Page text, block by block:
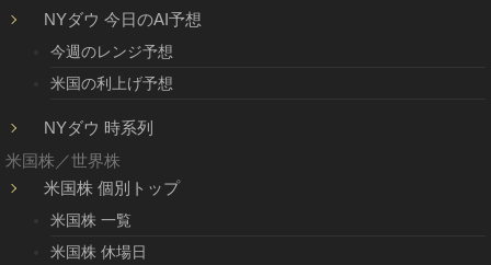
NYダウ 今日のAI予想
今週のレンジ予想
米国の利上げ予想
NYダウ 時系列
米国株／世界株
米国株 個別トップ
米国株 一覧
米国株 休場日